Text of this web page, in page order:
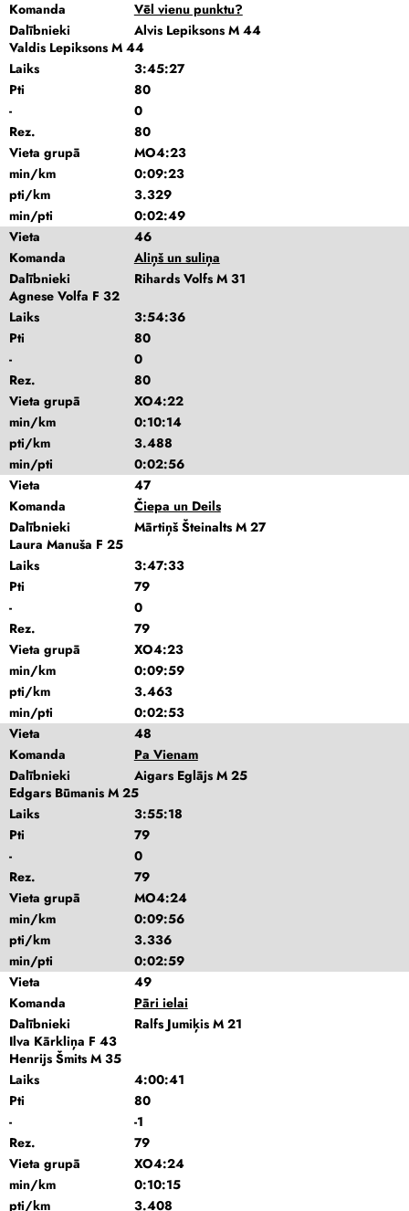
Komanda
Vēl vienu punktu?
Dalībnieki
Alvis Lepiksons M 44
Valdis Lepiksons M 44
Laiks
3:45:27
Pti
80
-
0
Rez.
80
Vieta grupā
MO4:23
min/km
0:09:23
pti/km
3.329
min/pti
0:02:49
Vieta
46
Komanda
Aliņš un suliņa
Dalībnieki
Rihards Volfs M 31
Agnese Volfa F 32
Laiks
3:54:36
Pti
80
-
0
Rez.
80
Vieta grupā
XO4:22
min/km
0:10:14
pti/km
3.488
min/pti
0:02:56
Vieta
47
Komanda
Čiepa un Deils
Dalībnieki
Mārtiņš Šteinalts M 27
Laura Manuša F 25
Laiks
3:47:33
Pti
79
-
0
Rez.
79
Vieta grupā
XO4:23
min/km
0:09:59
pti/km
3.463
min/pti
0:02:53
Vieta
48
Komanda
Pa Vienam
Dalībnieki
Aigars Eglājs M 25
Edgars Būmanis M 25
Laiks
3:55:18
Pti
79
-
0
Rez.
79
Vieta grupā
MO4:24
min/km
0:09:56
pti/km
3.336
min/pti
0:02:59
Vieta
49
Komanda
Pāri ielai
Dalībnieki
Ralfs Jumiķis M 21
Ilva Kārkliņa F 43
Henrijs Šmits M 35
Laiks
4:00:41
Pti
80
-
-1
Rez.
79
Vieta grupā
XO4:24
min/km
0:10:15
pti/km
3.408